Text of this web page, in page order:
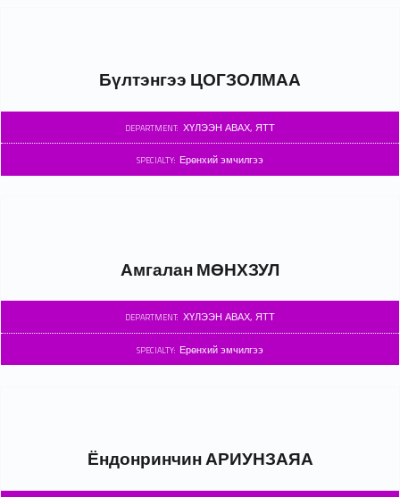
Бүлтэнгээ ЦОГЗОЛМАА
DEPARTMENT: ХҮЛЭЭН АВАХ, ЯТТ
SPECIALTY: Ерөнхий эмчилгээ
Амгалан МӨНХЗУЛ
DEPARTMENT: ХҮЛЭЭН АВАХ, ЯТТ
SPECIALTY: Ерөнхий эмчилгээ
Ёндонринчин АРИУНЗАЯА